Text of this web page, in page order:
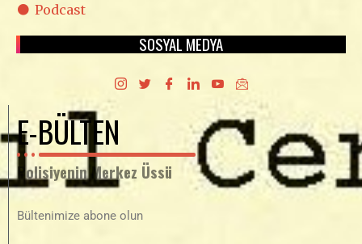
Podcast
SOSYAL MEDYA
E-BÜLTEN
Polisiyenin Merkez Üssü
Bültenimize abone olun